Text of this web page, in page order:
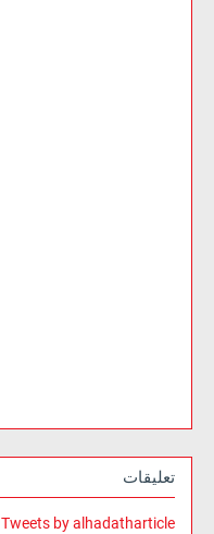
تعليقات
Tweets by alhadatharticle